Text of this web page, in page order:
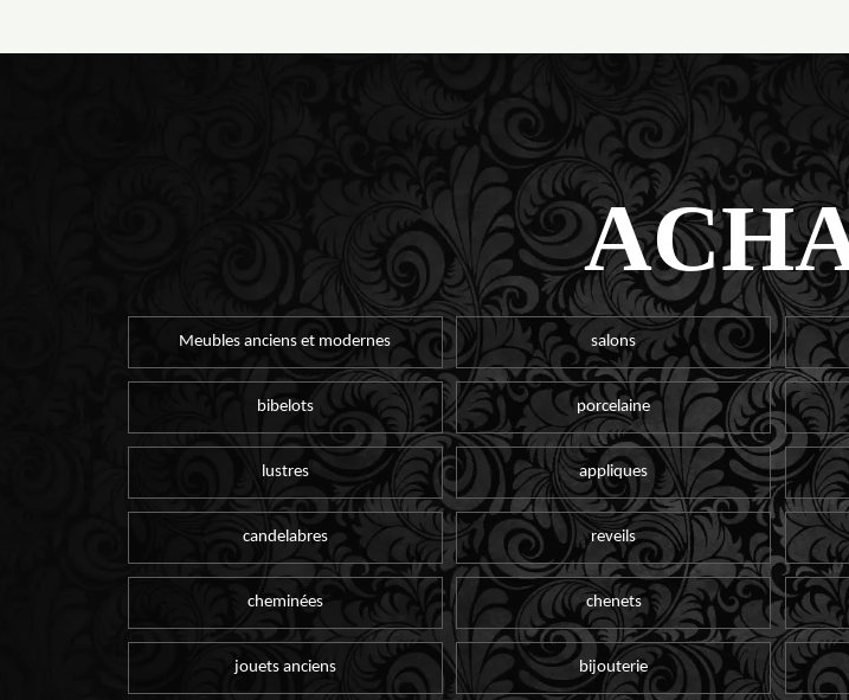
Meubles anciens et modernes salons
bibelots porcelaine
lustres appliques
candelabres reveils
cheminées chenets
jouets anciens bijouterie